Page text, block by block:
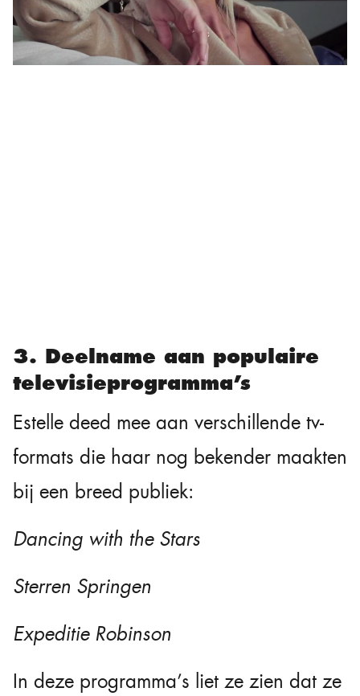
3. Deelname aan populaire
televisieprogramma’s
Estelle deed mee aan verschillende tv-
formats die haar nog bekender maakten
bij een breed publiek:
Dancing with the Stars
Sterren Springen
Expeditie Robinson
In deze programma’s liet ze zien dat ze